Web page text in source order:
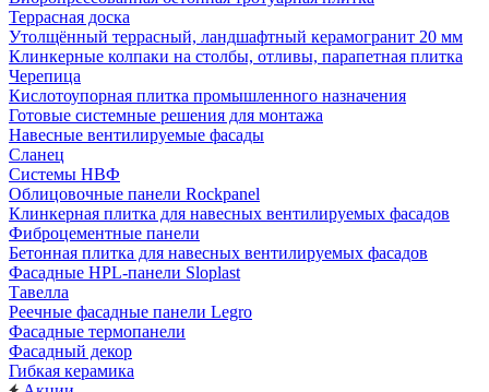
Террасная доска
Утолщённый террасный, ландшафтный керамогранит 20 мм
Клинкерные колпаки на столбы, отливы, парапетная плитка
Черепица
Кислотоупорная плитка промышленного назначения
Готовые системные решения для монтажа
Навесные вентилируемые фасады
Сланец
Системы НВФ
Облицовочные панели Rockpanel
Клинкерная плитка для навесных вентилируемых фасадов
Фиброцементные панели
Бетонная плитка для навесных вентилируемых фасадов
Фасадные HPL-панели Sloplast
Тавелла
Реечные фасадные панели Legro
Фасадные термопанели
Фасадный декор
Гибкая керамика